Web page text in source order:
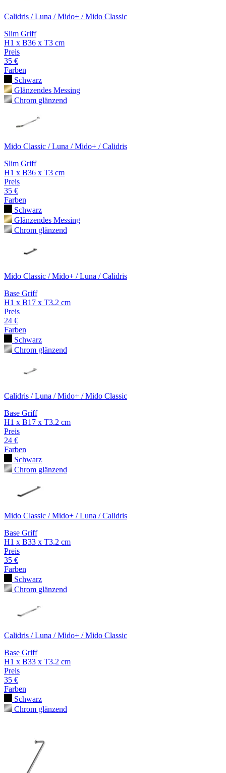
Calidris / Luna / Mido+ / Mido Classic
Slim Griff
H1 x B36 x T3 cm
Preis
35 €
Farben
Schwarz
Glänzendes Messing
Chrom glänzend
Mido Classic / Luna / Mido+ / Calidris
Slim Griff
H1 x B36 x T3 cm
Preis
35 €
Farben
Schwarz
Glänzendes Messing
Chrom glänzend
Mido Classic / Mido+ / Luna / Calidris
Base Griff
H1 x B17 x T3.2 cm
Preis
24 €
Farben
Schwarz
Chrom glänzend
Calidris / Luna / Mido+ / Mido Classic
Base Griff
H1 x B17 x T3.2 cm
Preis
24 €
Farben
Schwarz
Chrom glänzend
Mido Classic / Mido+ / Luna / Calidris
Base Griff
H1 x B33 x T3.2 cm
Preis
35 €
Farben
Schwarz
Chrom glänzend
Calidris / Luna / Mido+ / Mido Classic
Base Griff
H1 x B33 x T3.2 cm
Preis
35 €
Farben
Schwarz
Chrom glänzend